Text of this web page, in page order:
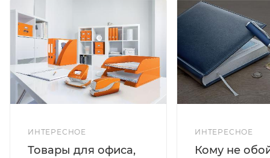
ИНТЕРЕСНОЕ
Товары для офиса,
ИНТЕРЕСНОЕ
Кому не